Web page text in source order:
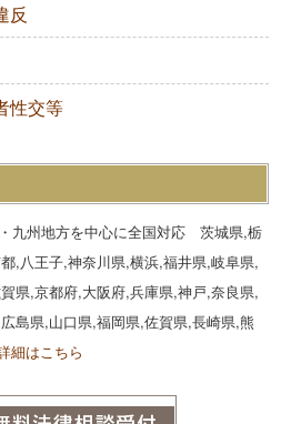
反
性交等
九州地方を中心に全国対応 茨城県,栃
,八王子,神奈川県,横浜,福井県,岐阜県,
県,京都府,大阪府,兵庫県,神戸,奈良県,
島県,山口県,福岡県,佐賀県,長崎県,熊
細はこちら